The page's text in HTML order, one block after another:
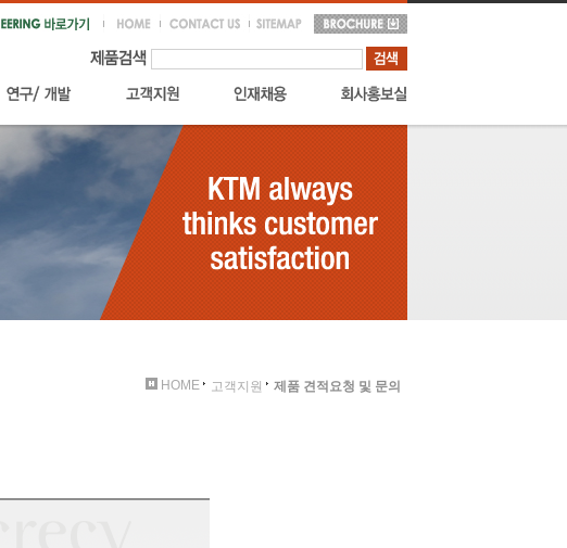
HOME 고객지원 제품 견적요청 및 문의